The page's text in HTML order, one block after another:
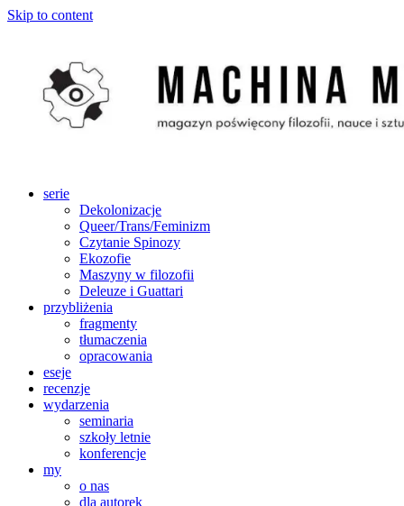
Skip to content
serie
Dekolonizacje
Queer/Trans/Feminizm
Czytanie Spinozy
Ekozofie
Maszyny w filozofii
Deleuze i Guattari
przybliżenia
fragmenty
tłumaczenia
opracowania
eseje
recenzje
wydarzenia
seminaria
szkoły letnie
konferencje
my
o nas
dla autorek